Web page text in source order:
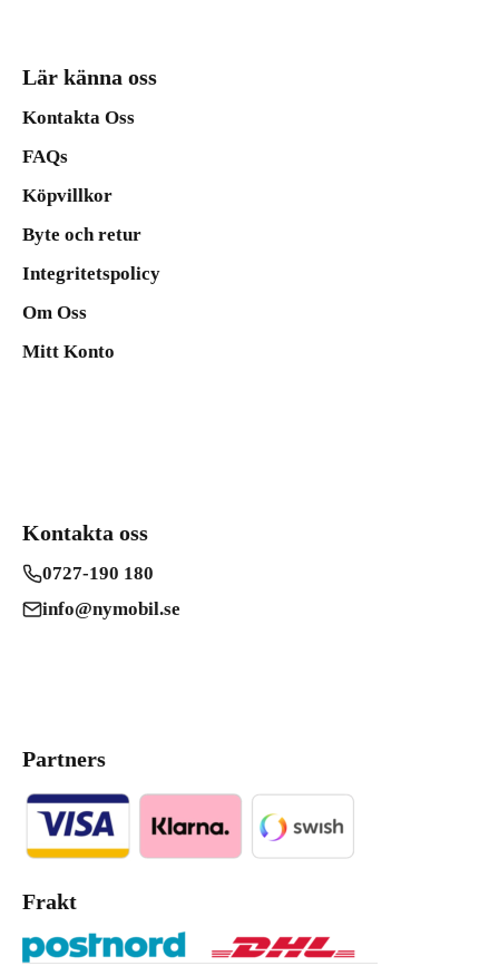
Lär känna oss
Kontakta Oss
FAQs
Köpvillkor
Byte och retur
Integritetspolicy
Om Oss
Mitt Konto
Kontakta oss
0727-190 180
info@nymobil.se
Partners
Frakt